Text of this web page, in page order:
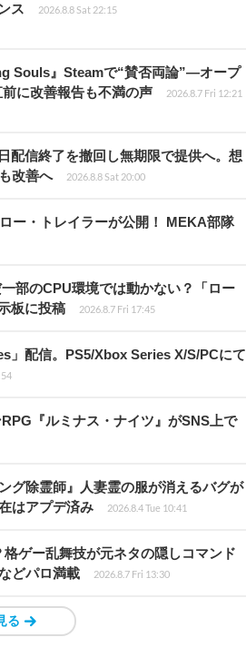
ス
2026.8.8 Sat 22:15
Souls』Steamで“賛否両論”―オープ
に改善報告も不満の声
2026.8.7 Fri 12:21
配信終了を撤回し無期限で提供へ。想
改善へ
2026.8.8 Sat 20:00
ー・トレイラーが公開！ MEKA部隊
部のCPU環境では動かない？「ロー
板に投稿
2026.8.7 Fri 17:45
」配信。PS5/Xbox Series X/S/PCにて
『ルミナス・ナイツ』がSNS上で
グ除霊師』人妻霊の服が消えるバグが
はアプデ済み
2026.8.4 Tue 10:41
ゲー乱舞技が元ネタの隠しコマンド
どパロ満載
2026.8.7 Fri 13:30
る